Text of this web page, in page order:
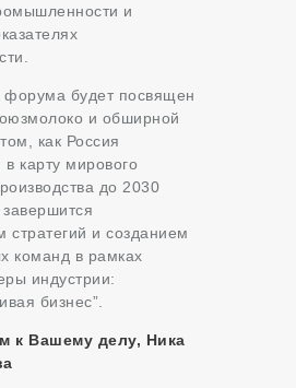
и
форума будет посвящен
и обширной
как Россия
в карту мирового
до 2030
стратегий и созданием
команд в рамках
индустрии:
бизнес”.
к Вашему делу, Ника